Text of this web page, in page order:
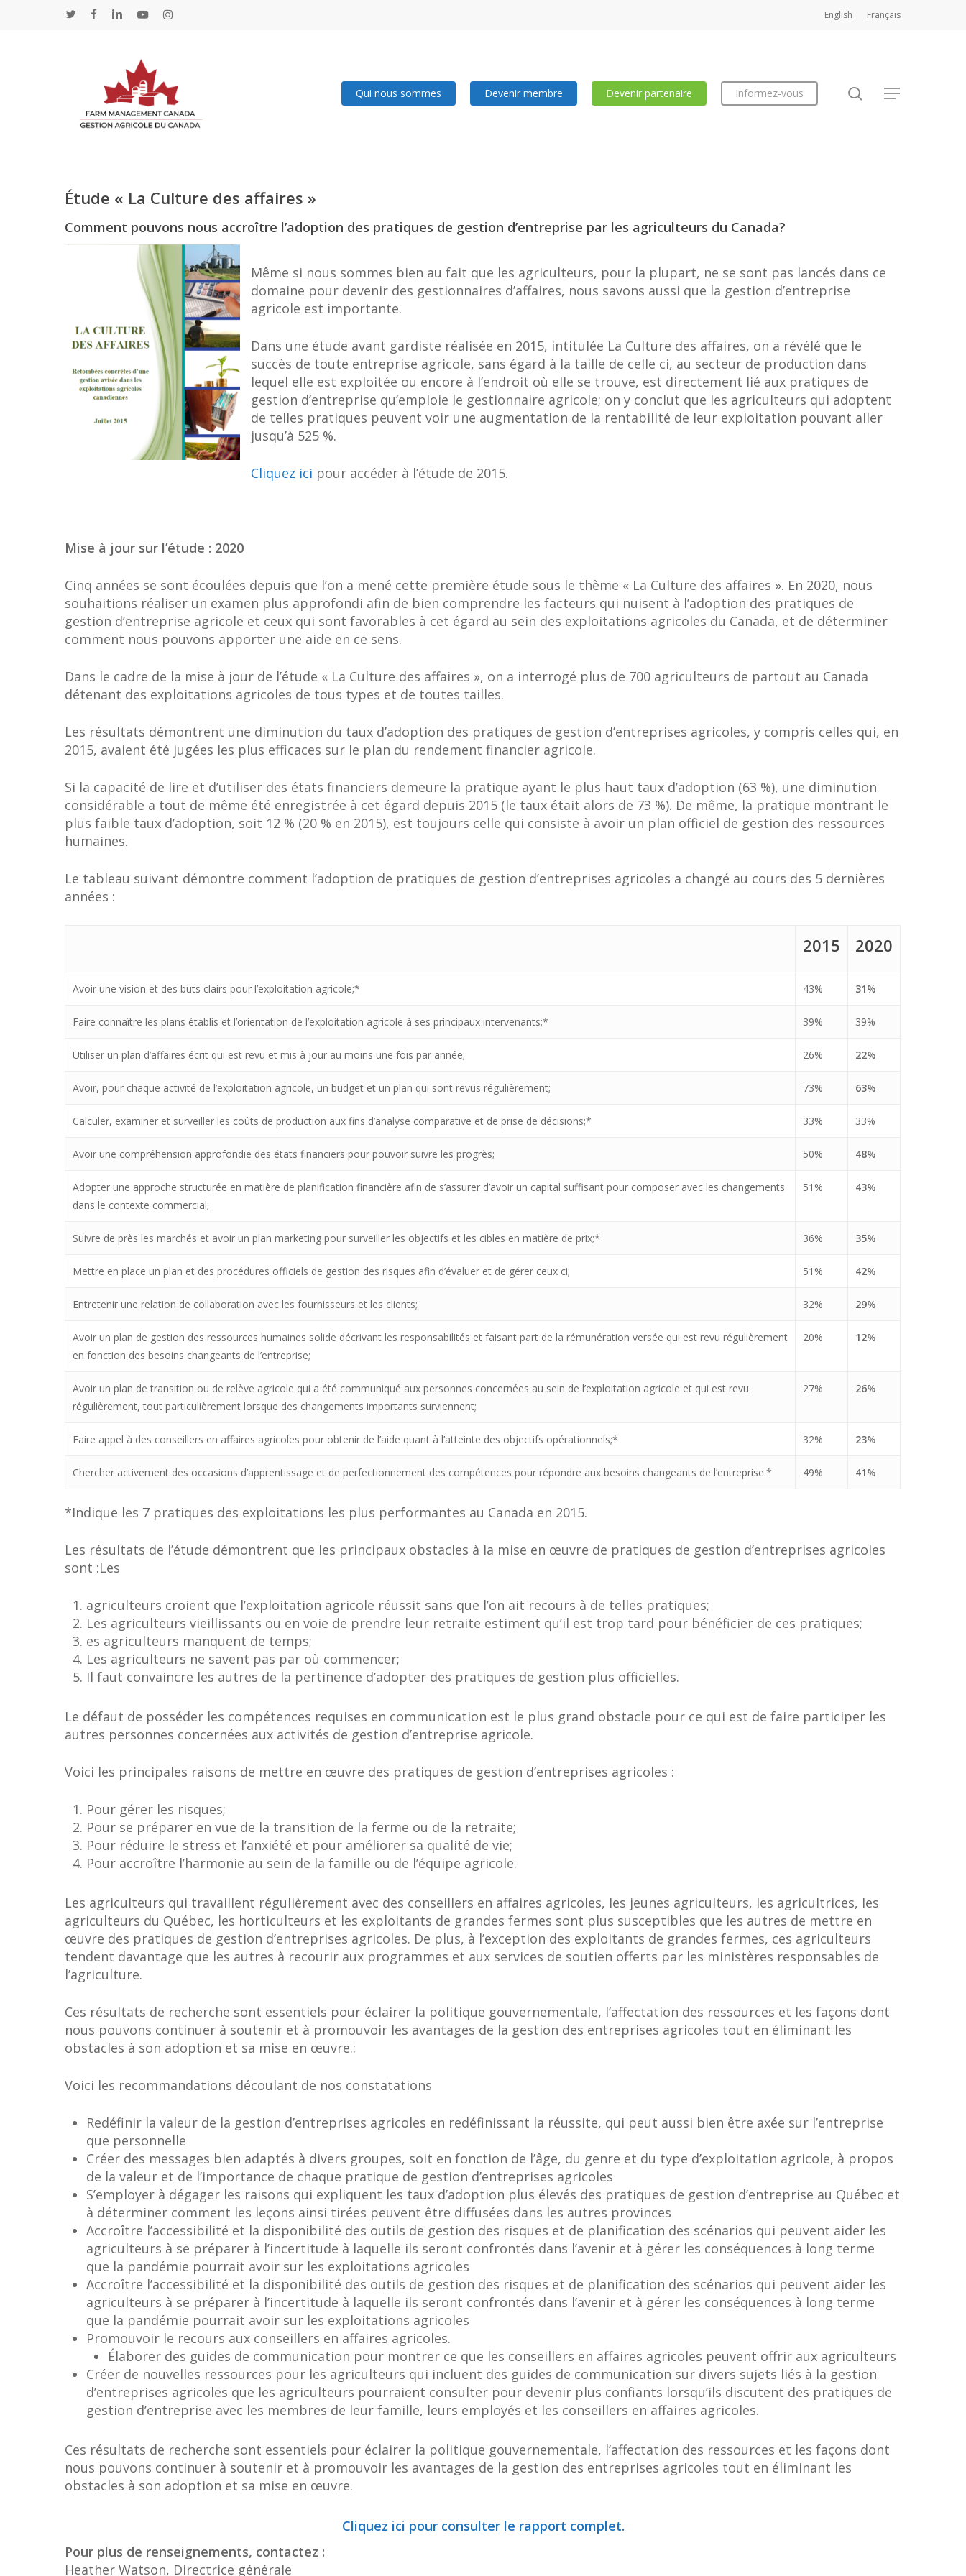
twitter facebooklinkedinyoutubeinstagram English Français
Appuyez sur "Enter" pour rechercher ou sur "ESC" pour fermer
Qui nous sommes Devenir membre Devenir partenaire Informez-vous search
Menu
Étude « La Culture des affaires »
Comment pouvons nous accroître l’adoption des pratiques de gestion d’entreprise par les agriculteurs du Canada?
Même si nous sommes bien au fait que les agriculteurs, pour la plupart, ne se sont pas lancés dans ce
domaine pour devenir des gestionnaires d’affaires, nous savons aussi que la gestion d’entreprise
agricole est importante.
Dans une étude avant gardiste réalisée en 2015, intitulée La Culture des affaires, on a révélé que le
succès de toute entreprise agricole, sans égard à la taille de celle ci, au secteur de production dans
lequel elle est exploitée ou encore à l’endroit où elle se trouve, est directement lié aux pratiques de
gestion d’entreprise qu’emploie le gestionnaire agricole; on y conclut que les agriculteurs qui adoptent
de telles pratiques peuvent voir une augmentation de la rentabilité de leur exploitation pouvant aller
jusqu’à 525 %.
Cliquez ici pour accéder à l’étude de 2015.
Mise à jour sur l’étude : 2020
Cinq années se sont écoulées depuis que l’on a mené cette première étude sous le thème « La Culture des affaires ». En 2020, nous
souhaitions réaliser un examen plus approfondi afin de bien comprendre les facteurs qui nuisent à l’adoption des pratiques de
gestion d’entreprise agricole et ceux qui sont favorables à cet égard au sein des exploitations agricoles du Canada, et de déterminer
comment nous pouvons apporter une aide en ce sens.
Dans le cadre de la mise à jour de l’étude « La Culture des affaires », on a interrogé plus de 700 agriculteurs de partout au Canada
détenant des exploitations agricoles de tous types et de toutes tailles.
Les résultats démontrent une diminution du taux d’adoption des pratiques de gestion d’entreprises agricoles, y compris celles qui, en
2015, avaient été jugées les plus efficaces sur le plan du rendement financier agricole.
Si la capacité de lire et d’utiliser des états financiers demeure la pratique ayant le plus haut taux d’adoption (63 %), une diminution
considérable a tout de même été enregistrée à cet égard depuis 2015 (le taux était alors de 73 %). De même, la pratique montrant le
plus faible taux d’adoption, soit 12 % (20 % en 2015), est toujours celle qui consiste à avoir un plan officiel de gestion des ressources
humaines.
Le tableau suivant démontre comment l’adoption de pratiques de gestion d’entreprises agricoles a changé au cours des 5 dernières
années :
2015 2020
Avoir une vision et des buts clairs pour l’exploitation agricole;* 43% 31%
Faire connaître les plans établis et l’orientation de l’exploitation agricole à ses principaux intervenants;* 39% 39%
Utiliser un plan d’affaires écrit qui est revu et mis à jour au moins une fois par année; 26% 22%
Avoir, pour chaque activité de l’exploitation agricole, un budget et un plan qui sont revus régulièrement; 73% 63%
Calculer, examiner et surveiller les coûts de production aux fins d’analyse comparative et de prise de décisions;* 33% 33%
Avoir une compréhension approfondie des états financiers pour pouvoir suivre les progrès; 50% 48%
Adopter une approche structurée en matière de planification financière afin de s’assurer d’avoir un capital suffisant pour composer avec les changements
dans le contexte commercial;
51% 43%
Suivre de près les marchés et avoir un plan marketing pour surveiller les objectifs et les cibles en matière de prix;* 36% 35%
Mettre en place un plan et des procédures officiels de gestion des risques afin d’évaluer et de gérer ceux ci; 51% 42%
Entretenir une relation de collaboration avec les fournisseurs et les clients; 32% 29%
Avoir un plan de gestion des ressources humaines solide décrivant les responsabilités et faisant part de la rémunération versée qui est revu régulièrement
en fonction des besoins changeants de l’entreprise;
20% 12%
Avoir un plan de transition ou de relève agricole qui a été communiqué aux personnes concernées au sein de l’exploitation agricole et qui est revu
régulièrement, tout particulièrement lorsque des changements importants surviennent;
27% 26%
Faire appel à des conseillers en affaires agricoles pour obtenir de l’aide quant à l’atteinte des objectifs opérationnels;* 32% 23%
Chercher activement des occasions d’apprentissage et de perfectionnement des compétences pour répondre aux besoins changeants de l’entreprise.* 49% 41%
*Indique les 7 pratiques des exploitations les plus performantes au Canada en 2015.
Les résultats de l’étude démontrent que les principaux obstacles à la mise en œuvre de pratiques de gestion d’entreprises agricoles
sont :Les
agriculteurs croient que l’exploitation agricole réussit sans que l’on ait recours à de telles pratiques;
Les agriculteurs vieillissants ou en voie de prendre leur retraite estiment qu’il est trop tard pour bénéficier de ces pratiques;
es agriculteurs manquent de temps;
Les agriculteurs ne savent pas par où commencer;
Il faut convaincre les autres de la pertinence d’adopter des pratiques de gestion plus officielles.
Le défaut de posséder les compétences requises en communication est le plus grand obstacle pour ce qui est de faire participer les
autres personnes concernées aux activités de gestion d’entreprise agricole.
Voici les principales raisons de mettre en œuvre des pratiques de gestion d’entreprises agricoles :
Pour gérer les risques;
Pour se préparer en vue de la transition de la ferme ou de la retraite;
Pour réduire le stress et l’anxiété et pour améliorer sa qualité de vie;
Pour accroître l’harmonie au sein de la famille ou de l’équipe agricole.
Les agriculteurs qui travaillent régulièrement avec des conseillers en affaires agricoles, les jeunes agriculteurs, les agricultrices, les
agriculteurs du Québec, les horticulteurs et les exploitants de grandes fermes sont plus susceptibles que les autres de mettre en
œuvre des pratiques de gestion d’entreprises agricoles. De plus, à l’exception des exploitants de grandes fermes, ces agriculteurs
tendent davantage que les autres à recourir aux programmes et aux services de soutien offerts par les ministères responsables de
l’agriculture.
Ces résultats de recherche sont essentiels pour éclairer la politique gouvernementale, l’affectation des ressources et les façons dont
nous pouvons continuer à soutenir et à promouvoir les avantages de la gestion des entreprises agricoles tout en éliminant les
obstacles à son adoption et sa mise en œuvre.:
Voici les recommandations découlant de nos constatations
Redéfinir la valeur de la gestion d’entreprises agricoles en redéfinissant la réussite, qui peut aussi bien être axée sur l’entreprise
que personnelle
Créer des messages bien adaptés à divers groupes, soit en fonction de l’âge, du genre et du type d’exploitation agricole, à propos
de la valeur et de l’importance de chaque pratique de gestion d’entreprises agricoles
S’employer à dégager les raisons qui expliquent les taux d’adoption plus élevés des pratiques de gestion d’entreprise au Québec et
à déterminer comment les leçons ainsi tirées peuvent être diffusées dans les autres provinces
Accroître l’accessibilité et la disponibilité des outils de gestion des risques et de planification des scénarios qui peuvent aider les
agriculteurs à se préparer à l’incertitude à laquelle ils seront confrontés dans l’avenir et à gérer les conséquences à long terme
que la pandémie pourrait avoir sur les exploitations agricoles
Accroître l’accessibilité et la disponibilité des outils de gestion des risques et de planification des scénarios qui peuvent aider les
agriculteurs à se préparer à l’incertitude à laquelle ils seront confrontés dans l’avenir et à gérer les conséquences à long terme
que la pandémie pourrait avoir sur les exploitations agricoles
Promouvoir le recours aux conseillers en affaires agricoles.
Élaborer des guides de communication pour montrer ce que les conseillers en affaires agricoles peuvent offrir aux agriculteurs
Créer de nouvelles ressources pour les agriculteurs qui incluent des guides de communication sur divers sujets liés à la gestion
d’entreprises agricoles que les agriculteurs pourraient consulter pour devenir plus confiants lorsqu’ils discutent des pratiques de
gestion d’entreprise avec les membres de leur famille, leurs employés et les conseillers en affaires agricoles.
Ces résultats de recherche sont essentiels pour éclairer la politique gouvernementale, l’affectation des ressources et les façons dont
nous pouvons continuer à soutenir et à promouvoir les avantages de la gestion des entreprises agricoles tout en éliminant les
obstacles à son adoption et sa mise en œuvre.
Cliquez ici pour consulter le rapport complet.
Pour plus de renseignements, contactez :
Heather Watson, Directrice générale